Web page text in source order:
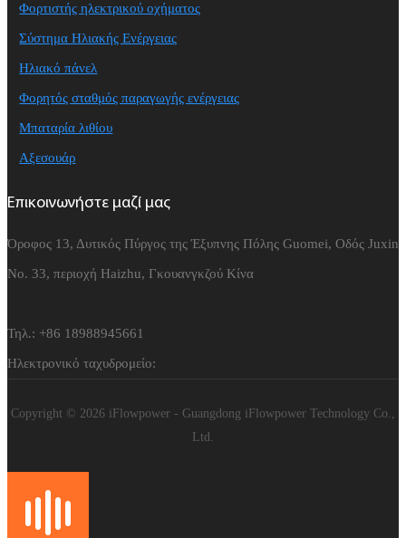
Φορτιστής ηλεκτρικού οχήματος
Σύστημα Ηλιακής Ενέργειας
Ηλιακό πάνελ
Φορητός σταθμός παραγωγής ενέργειας
Μπαταρία λιθίου
Αξεσουάρ
Επικοινωνήστε μαζί μας
Όροφος 13, Δυτικός Πύργος της Έξυπνης Πόλης Guomei, Οδός Juxin
Νο. 33, περιοχή Haizhu, Γκουανγκζού Κίνα
Τηλ.: +86 18988945661
Ηλεκτρονικό ταχυδρομείο:
Copyright © 2026 iFlowpower - Guangdong iFlowpower Technology Co.,
Ltd.